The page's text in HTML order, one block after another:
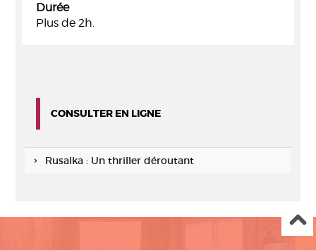
Durée
Plus de 2h.
CONSULTER EN LIGNE
Rusalka : Un thriller déroutant